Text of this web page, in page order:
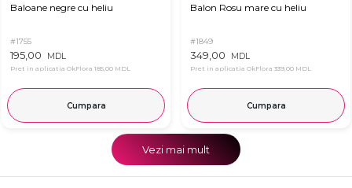
Baloane negre cu heliu
#1755
195,00 MDL
Pret in aplicatia OkFlora 185,00 MDL
Cumpara
Balon Rosu mare cu heliu
#1849
349,00 MDL
Pret in aplicatia OkFlora 339,00 MDL
Cumpara
Vezi mai mult